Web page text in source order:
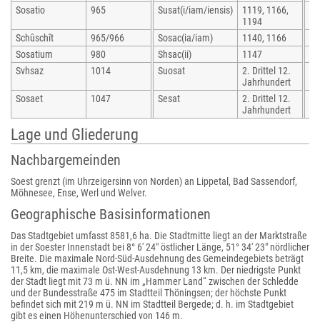
Sosatio 965 Susat(i/iam/iensis)
1119, 1166,
1194
Schûschît 965/966 Sosac(ia/iam) 1140, 1166
Sosatium
980 Shsac(ii) 1147
Svhsaz
1014 Suosat
2. Drittel 12.
Jahrhundert
Sosaet 1047 Sesat
2. Drittel 12.
Jahrhundert
Lage und Gliederung
Nachbargemeinden
Soest grenzt (im Uhrzeigersinn von Norden) an Lippetal, Bad Sassendorf,
Möhnesee, Ense, Werl und Welver.
Geographische Basisinformationen
Das Stadtgebiet umfasst 8581,6 ha. Die Stadtmitte liegt an der Marktstraße
in der Soester Innenstadt bei 8° 6′ 24″ östlicher Länge, 51° 34′ 23″ nördlicher
Breite. Die maximale Nord-Süd-Ausdehnung des Gemeindegebiets beträgt
11,5 km, die maximale Ost-West-Ausdehnung 13 km. Der niedrigste Punkt
der Stadt liegt mit 73 m ü. NN im „Hammer Land“ zwischen der Schledde
und der Bundesstraße 475 im Stadtteil Thöningsen; der höchste Punkt
befindet sich mit 219 m ü. NN im Stadtteil Bergede; d. h. im Stadtgebiet
gibt es einen Höhenunterschied von 146 m.